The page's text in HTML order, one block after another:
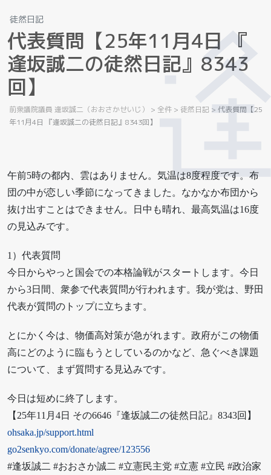
徒然日記
代表質問 【25年11月4日
『
逢坂誠二の徒然日記』 8343
回】
前衆議院議員 逢坂誠二（おおさかせいじ） > 全件 > 徒然日記 >代表質問【25
年11月4日 『逢坂誠二の徒然日記』8343回】
午前5時の都内、雲はありません。気温は8度程度です。布
団の中が恋しい季節になってきました。なかなか布団から
抜け出すことはできません。日中も晴れ、最高気温は16度
の見込みです。
1）代表質問
今日からやっと国会での本格論戦がスタートします。今日
から3日間、衆参で代表質問が行われます。我が党は、野田
代表が質問のトップに立ちます。
とにかく今は、物価高対策が急がれます。政府がこの物価
高にどのように臨もうとしているのかなど、急ぐべき課題
について、まず質問する見込みです。
今日は短めに終了します。
【25年11月4日 その6646『逢坂誠二の徒然日記』8343回】
ohsaka.jp/support.html
go2senkyo.com/donate/agree/123556
#逢坂誠二 #おおさか誠二 #立憲民主党 #立憲 #立民 #政治家